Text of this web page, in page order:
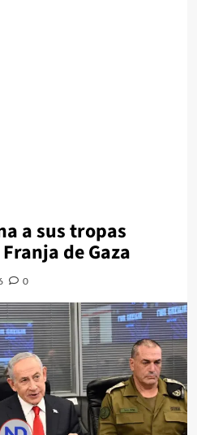
a sus tropas
de Gaza
0